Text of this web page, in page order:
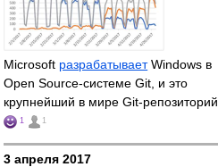
Microsoft разрабатываетWindows в
Open Source-системе Git, и это
крупнейший в мире Git-репозиторий
1 1
3 апреля 2017